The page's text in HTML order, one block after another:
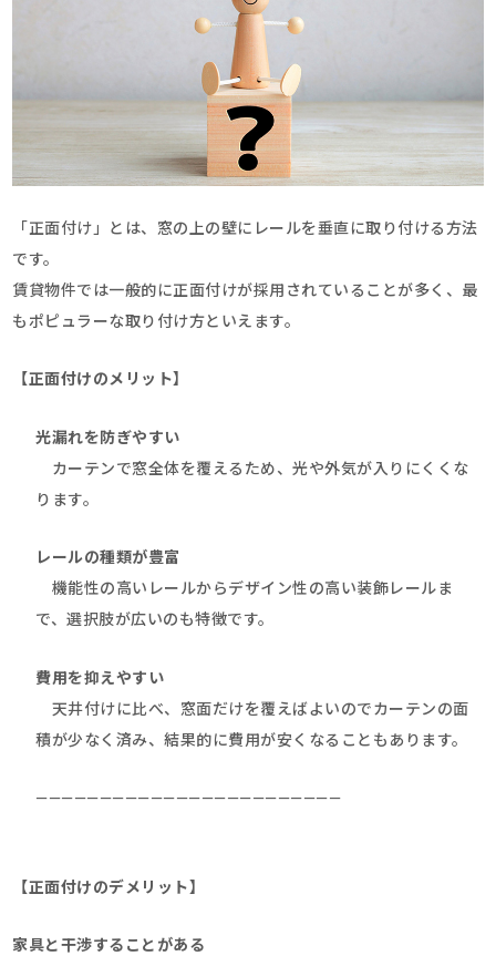
「正面付け」とは、窓の上の壁にレールを垂直に取り付ける方法
です。
賃貸物件では一般的に正面付けが採用されていることが多く、最
もポピュラーな取り付け方といえます。
【正面付けのメリット】
光漏れを防ぎやすい
カーテンで窓全体を覆えるため、光や外気が入りにくくな
ります。
レールの種類が豊富
機能性の高いレールからデザイン性の高い装飾レールま
で、選択肢が広いのも特徴です。
費用を抑えやすい
天井付けに比べ、窓面だけを覆えばよいのでカーテンの面
積が少なく済み、結果的に費用が安くなることもあります。
————————————————————————
【正面付けのデメリット】
家具と干渉することがある